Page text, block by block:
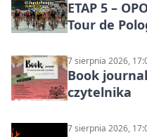
ETAP 5 –
Tour de
7 sierpnia 2026,
Book
czytelnika
7 sierpnia 2026,